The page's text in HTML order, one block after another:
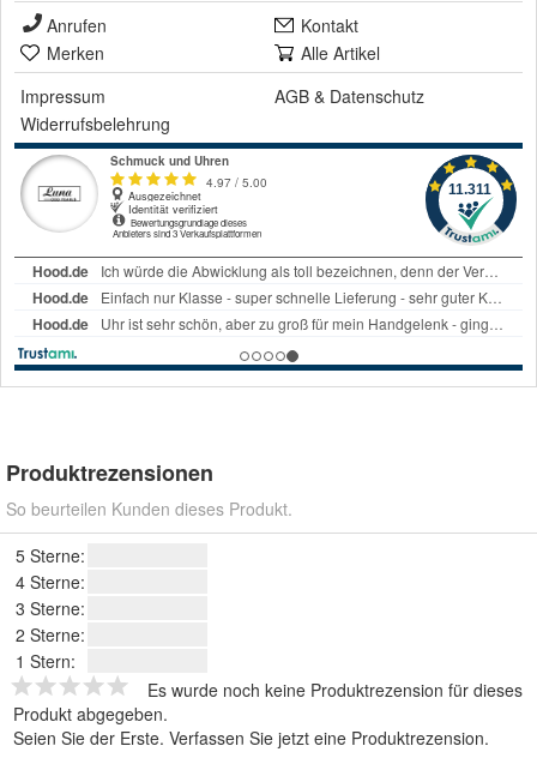
Anrufen
Kontakt
Merken
Alle Artikel
Impressum
AGB & Datenschutz
Widerrufsbelehrung
Produktrezensionen
So beurteilen Kunden dieses Produkt.
5 Sterne:
4 Sterne:
3 Sterne:
2 Sterne:
1 Stern:
Es wurde noch keine Produktrezension für dieses
Produkt abgegeben.
Seien Sie der Erste. Verfassen Sie jetzt eine Produktrezension.